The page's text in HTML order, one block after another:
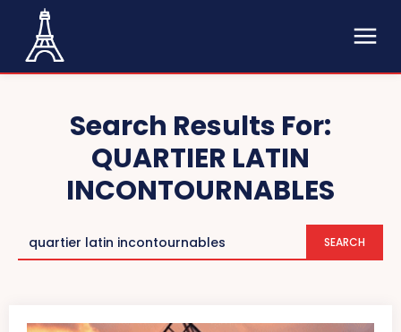
Search Results For:
QUARTIER LATIN
INCONTOURNABLES
SEARCH